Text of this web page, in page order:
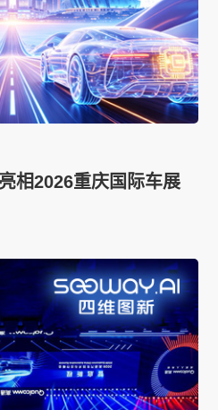
相2026重庆国际车展